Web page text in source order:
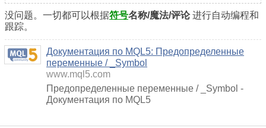
没问题。一切都可以根据符号名称/魔法/评论进行自动编程和
跟踪。
Документация по MQL5: Предопределенные
переменные / _Symbol
www.mql5.com
Предопределенные переменные / _Symbol -
Документация по MQL5